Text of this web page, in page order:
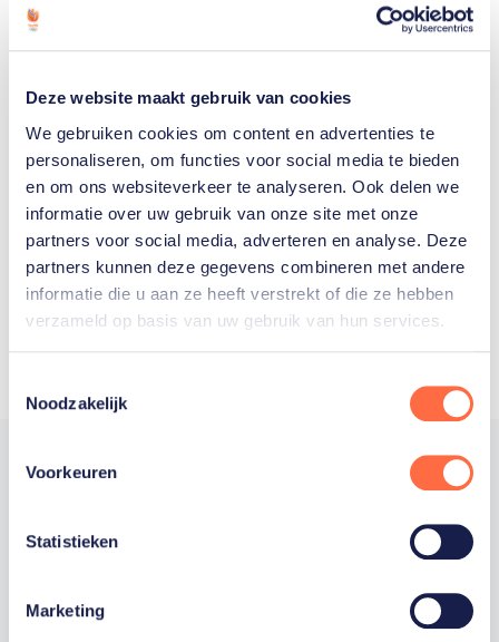
Deze website maakt gebruik van cookies
We gebruiken cookies om content en advertenties te
personaliseren, om functies voor social media te bieden
en om ons websiteverkeer te analyseren. Ook delen we
informatie over uw gebruik van onze site met onze
partners voor social media, adverteren en analyse. Deze
partners kunnen deze gegevens combineren met andere
informatie die u aan ze heeft verstrekt of die ze hebben
verzameld op basis van uw gebruik van hun services.
Noodzakelijk
Voorkeuren
Statistieken
Marketing
Welke Nederlanders hebben er
ooit meegedaan aan de
Olympische Spelen?
Trotse hoofdsponsor
Staatsloterij is trotse hoofdsponsor van